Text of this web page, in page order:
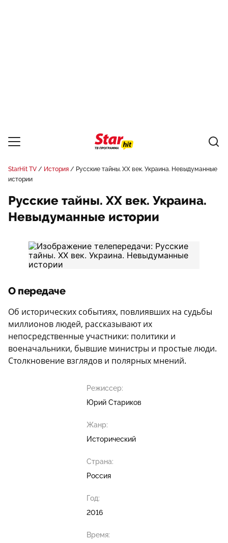
StarHit TV История
Русские тайны. XX век. Украина. Невыдуманные
истории
Русские тайны. XX век. Украина.
Невыдуманные истории
О передаче
Об исторических событиях, повлиявших на судьбы
миллионов людей, рассказывают их
непосредственные участники: политики и
военачальники, бывшие министры и простые люди.
Столкновение взглядов и полярных мнений.
Режиссер:
Юрий Стариков
Жанр:
Исторический
Страна:
Россия
Год:
2016
Время: